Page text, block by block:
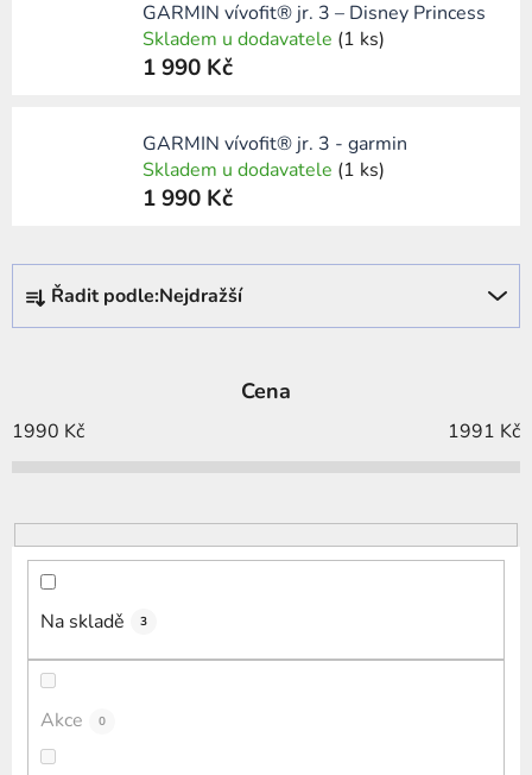
GARMIN vívofit® jr. 3 – Disney Princess
Skladem u dodavatele (1 ks)
1 990 Kč
GARMIN vívofit® jr. 3 - garmin
Skladem u dodavatele (1 ks)
1 990 Kč
z
í
o
d
Řadit podle:Nejdražší
Cena
1990 Kč 1991 Kč
Na skladě 3
Akce 0